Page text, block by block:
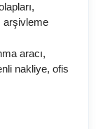
arşivleme
aracı,
nakliye, ofis